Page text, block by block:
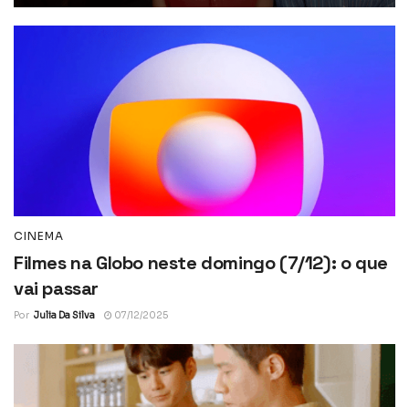
CINEMA
Filmes na Globo neste domingo (7/12): o que
vai passar
Por Julia Da Silva 07/12/2025